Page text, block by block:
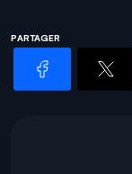
PARTAGER